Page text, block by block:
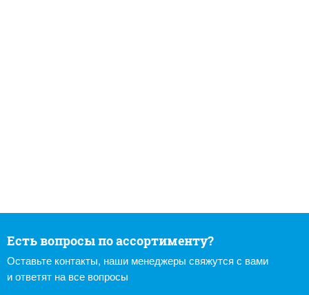
Есть вопросы по ассортименту?
Оставьте контакты, наши менеджеры свяжутся с вами
и ответят на все вопросы